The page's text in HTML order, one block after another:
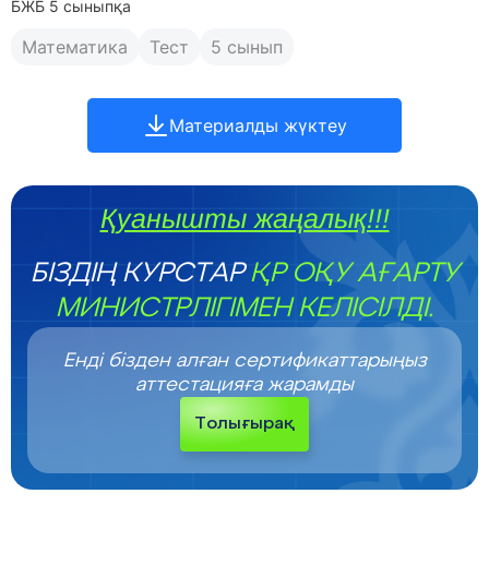
БЖБ 5 сыныпқа
Математика Тест 5 сынып
Материалды жүктеу
Қуанышты жаңалық!!!
БІЗДІҢ КУРСТАРҚР ОҚУ АҒАРТУ
МИНИСТРЛІГІМЕН КЕЛІСІЛДІ.
Енді бізден алған сертификаттарыңыз
аттестацияға жарамды
Толығырақ